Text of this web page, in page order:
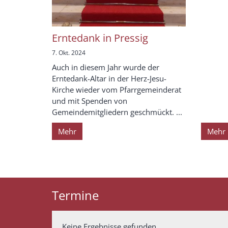
Erntedank in Pressig
7. Okt. 2024
Auch in diesem Jahr wurde der
Erntedank-Altar in der Herz-Jesu-
Kirche wieder vom Pfarrgemeinderat
und mit Spenden von
Gemeindemitgliedern geschmückt. ...
Mehr
Mehr
Termine